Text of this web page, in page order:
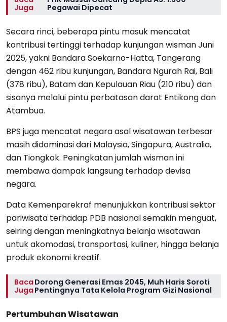
Juga
Pegawai Dipecat
Secara rinci, beberapa pintu masuk mencatat
kontribusi tertinggi terhadap kunjungan wisman Juni
2025, yakni Bandara Soekarno-Hatta, Tangerang
dengan 462 ribu kunjungan, Bandara Ngurah Rai, Bali
(378 ribu), Batam dan Kepulauan Riau (210 ribu) dan
sisanya melalui pintu perbatasan darat Entikong dan
Atambua.
BPS juga mencatat negara asal wisatawan terbesar
masih didominasi dari Malaysia, Singapura, Australia,
dan Tiongkok. Peningkatan jumlah wisman ini
membawa dampak langsung terhadap devisa
negara.
Data Kemenparekraf menunjukkan kontribusi sektor
pariwisata terhadap PDB nasional semakin menguat,
seiring dengan meningkatnya belanja wisatawan
untuk akomodasi, transportasi, kuliner, hingga belanja
produk ekonomi kreatif.
Baca
Juga
Dorong Generasi Emas 2045, Muh Haris Soroti
Pentingnya Tata Kelola Program Gizi Nasional
Pertumbuhan Wisatawan